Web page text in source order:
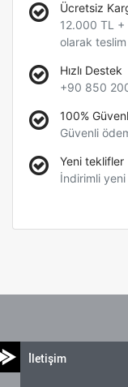
Ücretsiz
12.000 TL +
olarak
Hızlı Destek
+90 850
100%
Güvenli
Yeni teklifler
İndirimli
İletişim